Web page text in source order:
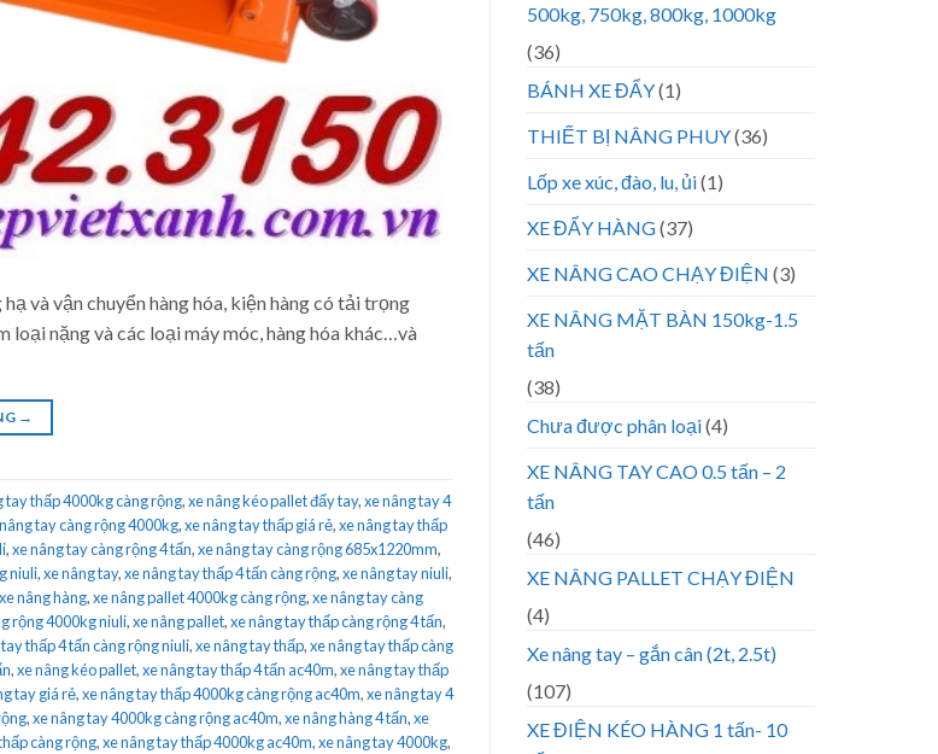
và vận chuyển hàng hóa, kiện hàng có tải trọng
nặng và các loại máy móc, hàng hóa khác…và
→
tay thấp 4000kg càng rộng,xe nâng kéo pallet đẩy tay,xe nâng tay 4
tay càng rộng 4000kg,xe nâng tay thấp giá rẻ,xe nâng tay thấp
,xe nâng tay càng rộng 4 tấn,xe nâng tay càng rộng 685x1220mm,
niuli,xe nâng tay,xe nâng tay thấp 4 tấn càng rộng,xe nâng tay niuli,
xe nâng hàng,xe nâng pallet 4000kg càng rộng,xe nâng tay càng
rộng 4000kg niuli,xe nâng pallet,xe nâng tay thấp càng rộng 4 tấn,
thấp 4 tấn càng rộng niuli,xe nâng tay thấp,xe nâng tay thấp càng
,xe nâng kéo pallet,xe nâng tay thấp 4 tấn ac40m,xe nâng tay thấp
tay giá rẻ,xe nâng tay thấp 4000kg càng rộng ac40m,xe nâng tay 4
,xe nâng tay 4000kg càng rộng ac40m,xe nâng hàng 4 tấn,xe
càng rộng,xe nâng tay thấp 4000kg ac40m,xe nâng tay 4000kg,
500kg, 750kg, 800kg, 1000kg
(36)
BÁNH XE ĐẨY(1)
THIẾT BỊ NÂNG PHUY(36)
Lốp xe xúc, đào, lu, ủi(1)
XE ĐẨY HÀNG(37)
XE NÂNG CAO CHẠY ĐIỆN (3)
XE NÂNG MẶT BÀN 150kg-1.5
tấn
(38)
Chưa được phân loại(4)
XE NÂNG TAY CAO 0.5 tấn – 2
tấn
(46)
XE NÂNG PALLET CHẠY ĐIỆN
(4)
Xe nâng tay – gắn cân (2t, 2.5t)
(107)
XE ĐIỆN KÉO HÀNG 1 tấn- 10